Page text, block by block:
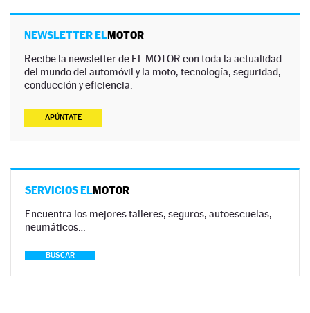
NEWSLETTER ELMOTOR
Recibe la newsletter de EL MOTOR con toda la actualidad
del mundo del automóvil y la moto, tecnología, seguridad,
conducción y eficiencia.
APÚNTATE
SERVICIOS ELMOTOR
Encuentra los mejores talleres, seguros, autoescuelas,
neumáticos…
BUSCAR